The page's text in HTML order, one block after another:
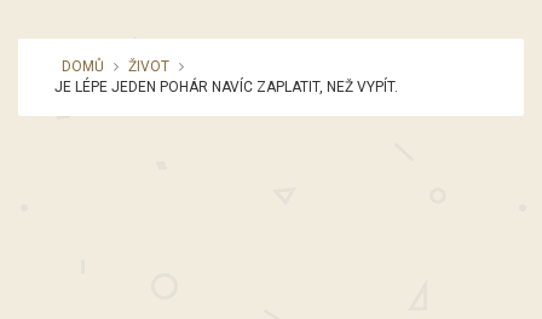
DOMŮ
ŽIVOT
JE LÉPE JEDEN POHÁR NAVÍC ZAPLATIT, NEŽ VYPÍT.